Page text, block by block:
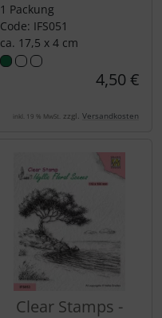
1 Packung
Code: IFS051
ca. 17,5 x 4 cm
4,50 €
inkl. 19 % MwSt. zzgl. Versandkosten
Clear Stamps -